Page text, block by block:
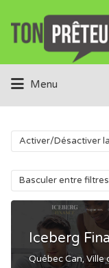
Rechercher:
Menu
Activer/Désactiver
Basculer entre filtres
Iceberg
Québec Can, Ville